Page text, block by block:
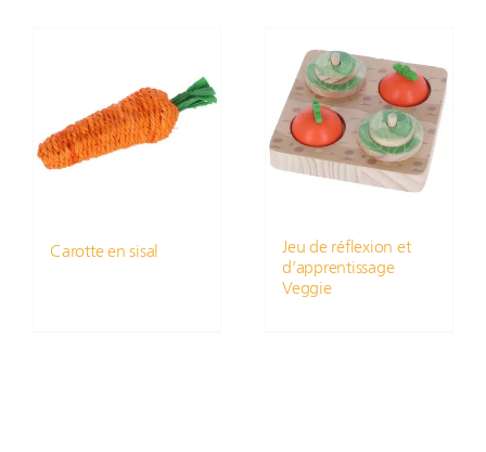
Carotte en sisal
Jeu de réflexion et
d’apprentissage
Veggie